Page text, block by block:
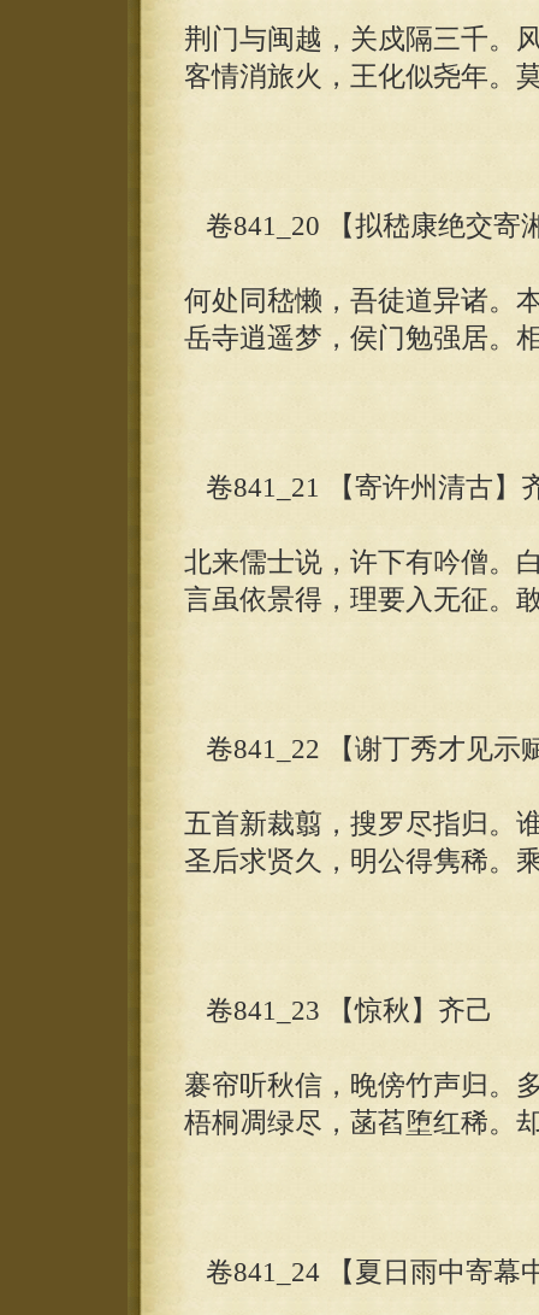
荆门与闽越，关戍隔三千。
客情消旅火，王化似尧年。
卷841_20 【拟嵇康绝交寄
何处同嵇懒，吾徒道异诸。
岳寺逍遥梦，侯门勉强居。
卷841_21 【寄许州清古】
北来儒士说，许下有吟僧。
言虽依景得，理要入无征。
卷841_22 【谢丁秀才见示
五首新裁翦，搜罗尽指归。
圣后求贤久，明公得隽稀。
卷841_23 【惊秋】齐己
褰帘听秋信，晚傍竹声归。
梧桐凋绿尽，菡萏堕红稀。
卷841_24 【夏日雨中寄幕